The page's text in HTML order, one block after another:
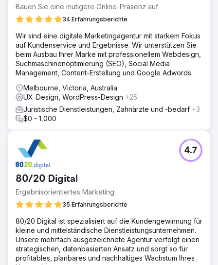
Zur Agenturseite
Bauen Sie eine mutigere Online-Präsenz auf
34 Erfahrungsberichte
Wir sind eine digitale Marketingagentur mit starkem Fokus
auf Kundenservice und Ergebnisse. Wir unterstützen Sie
beim Ausbau Ihrer Marke mit professionellem Webdesign,
Suchmaschinenoptimierung (SEO), Social Media
Management, Content-Erstellung und Google Adwords.
Melbourne, Victoria, Australia
UX-Design, WordPress-Design +25
Juristische Dienstleistungen, Zahnärzte und -bedarf +3
$0 - 1,000
80/20 Digital
Ergebnisorientiertes Marketing
35 Erfahrungsberichte
4.7
80/20 Digital ist spezialisiert auf die Kundengewinnung für
kleine und mittelständische Dienstleistungsunternehmen.
Unsere mehrfach ausgezeichnete Agentur verfolgt einen
strategischen, datenbasierten Ansatz und sorgt so für
profitables, planbares und nachhaltiges Wachstum Ihres